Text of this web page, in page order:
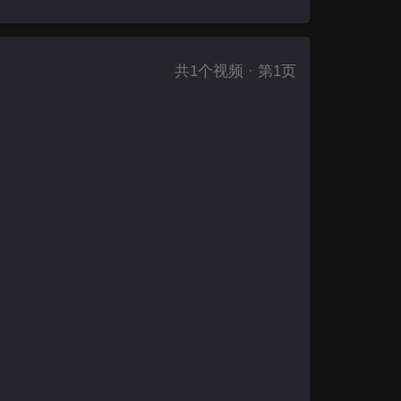
共1个视频 · 第1页